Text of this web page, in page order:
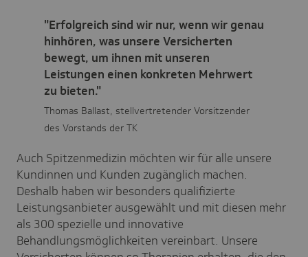
"Erfolgreich sind wir nur, wenn wir genau
hinhören, was unsere Versicherten
bewegt, um ihnen mit unseren
Leistungen einen konkreten Mehrwert
zu bieten."
Thomas Ballast, stellvertretender Vorsitzender
des Vorstands der TK
Auch Spitzenmedizin möchten wir für alle unsere
Kundinnen und Kunden zugänglich machen.
Deshalb haben wir besonders qualifizierte
Leistungsanbieter ausgewählt und mit diesen mehr
als 300 spezielle und innovative
Behandlungsmöglichkeiten vereinbart. Unsere